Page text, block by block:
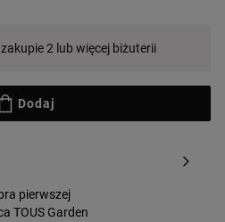
2 lub więcej biżuterii
Dodaj
pierwszej
TOUS Garden